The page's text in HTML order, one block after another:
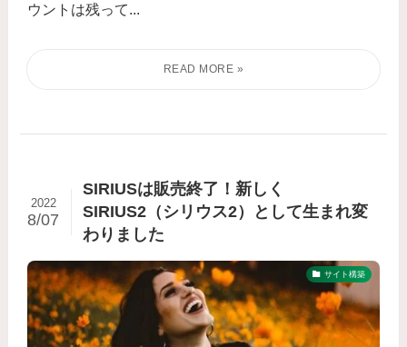
ウントは残って...
SIRIUSは販売終了！新しく
SIRIUS2（シリウス2）として生まれ変
わりました
2022
8/07
サイト構築